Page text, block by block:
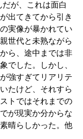
が、これは面白
出てきてから引き
実像が暴かれてい
世代と未熟ながら
ら、途中までは非
でした。しかし、
強すぎてリアリテ
たけど、それすら
トではそれまでの
が現実か分からな
晴らしかった。他